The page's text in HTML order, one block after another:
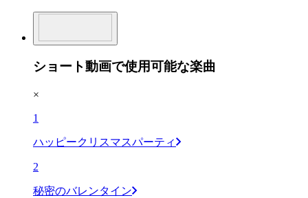
ショート動画で使用可能な楽曲
×
1
ハッピークリスマスパーティ
2
秘密のバレンタイン